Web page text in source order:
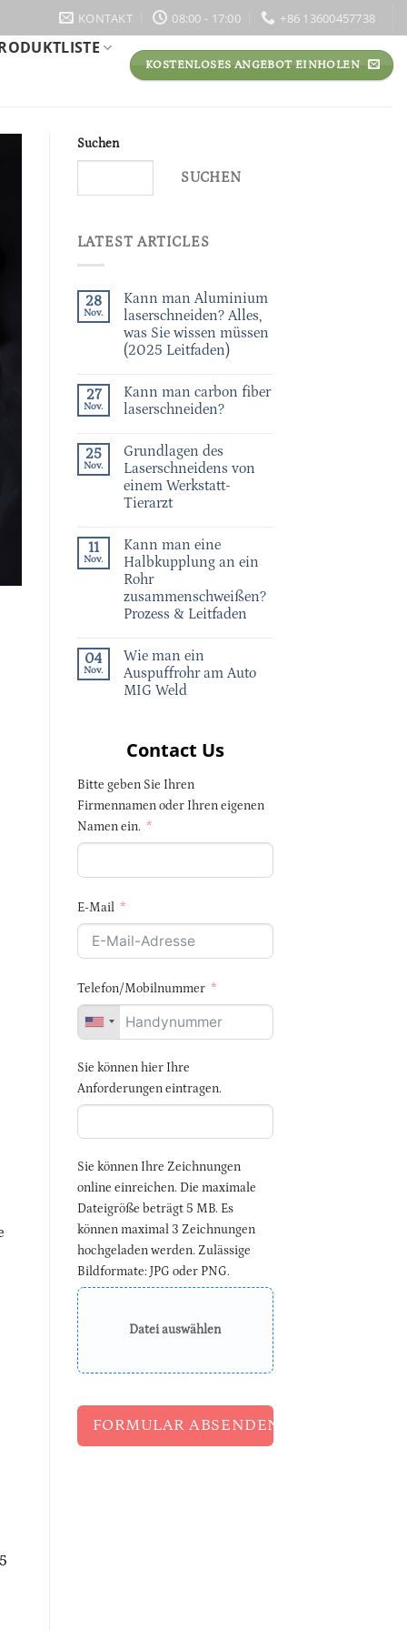
KONTAKT 08:00 - 17:00 +86 13600457738
KOSTENLOSES ANGEBOT EINHOLEN
Suchen
SUCHEN
LATEST ARTICLES
28
Nov.
Kann man Aluminium
laserschneiden? Alles,
was Sie wissen müssen
(2025 Leitfaden)
27
Nov.
Kann man carbon fiber
laserschneiden?
25
Nov.
Grundlagen des
Laserschneidens von
einem Werkstatt-
Tierarzt
11
Nov.
Kann man eine
Halbkupplung an ein
Rohr
zusammenschweißen?
Prozess & Leitfaden
04
Nov.
Wie man ein
Auspuffrohr am Auto
MIG Weld
Contact Us
Bitte geben Sie Ihren
Firmennamen oder Ihren eigenen
Namen ein.
E-Mail
Telefon/Mobilnummer
Sie können hier Ihre
Anforderungen eintragen.
Sie können Ihre Zeichnungen
online einreichen. Die maximale
Dateigröße beträgt 5 MB. Es
können maximal 3 Zeichnungen
hochgeladen werden. Zulässige
Bildformate: JPG oder PNG.
Datei auswählen
FORMULAR ABSENDEN